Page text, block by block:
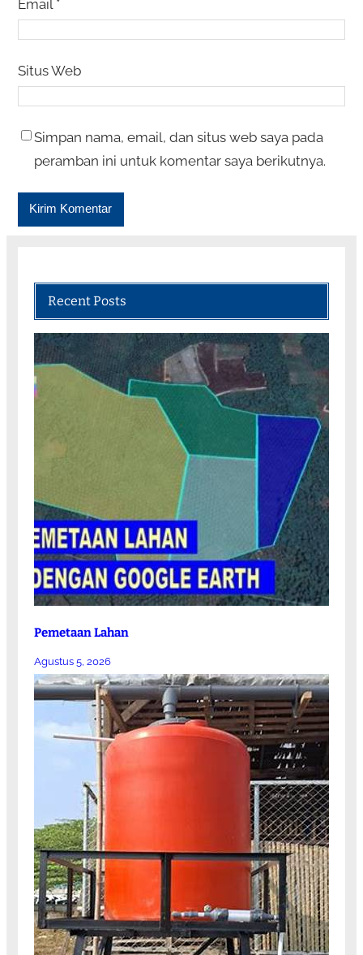
Email *
Situs Web
Simpan nama, email, dan situs web saya pada
peramban ini untuk komentar saya berikutnya.
Recent Posts
Pemetaan Lahan
Agustus 5, 2026